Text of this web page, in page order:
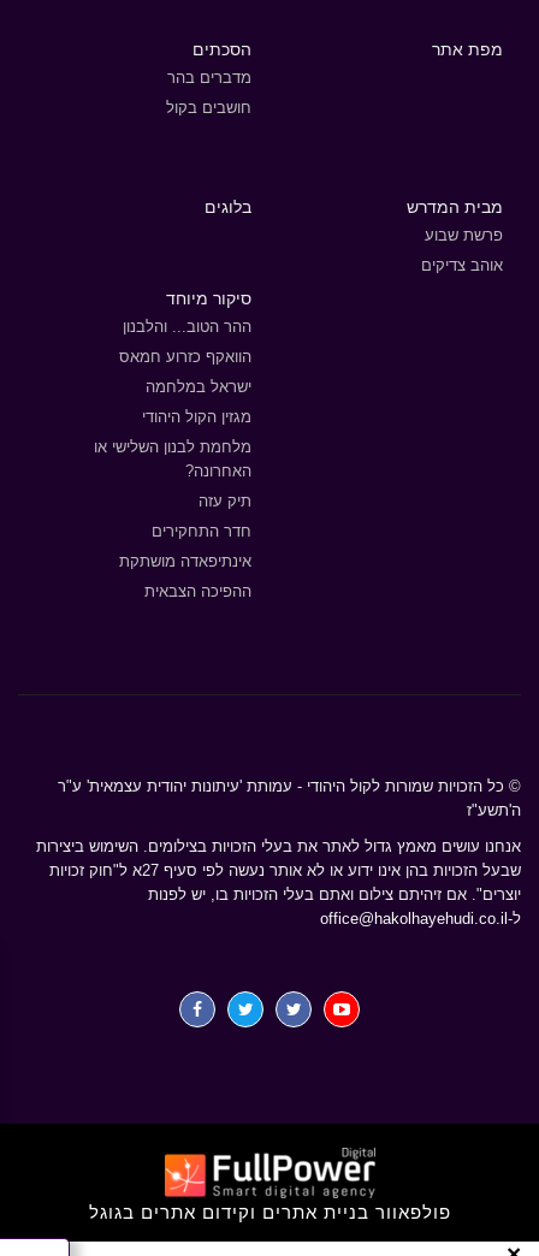
מפת אתר הסכתים
מדברים בהר
חושבים בקול
מבית המדרש
פרשת שבוע
אוהב צדיקים
בלוגים
סיקור מיוחד
ההר הטוב... והלבנון
הוואקף כזרוע חמאס
ישראל במלחמה
מגזין הקול היהודי
מלחמת לבנון השלישי או
האחרונה?
תיק עזה
חדר התחקירים
אינתיפאדה מושתקת
ההפיכה הצבאית
© כל הזכויות שמורות לקול היהודי - עמותת 'עיתונות יהודית עצמאית' ע"ר
ה'תשע"ז
אנחנו עושים מאמץ גדול לאתר את בעלי הזכויות בצילומים. השימוש ביצירות
שבעל הזכויות בהן אינו ידוע או לא אותר נעשה לפי סעיף 27א ל"חוק זכויות
יוצרים". אם זיהיתם צילום ואתם בעלי הזכויות בו, יש לפנות
ל- office@hakolhayehudi.co.il
פולפאוור בניית אתרים וקידום אתרים בגוגל
יעניין אותך ?
הורידו את
האפליקציה של